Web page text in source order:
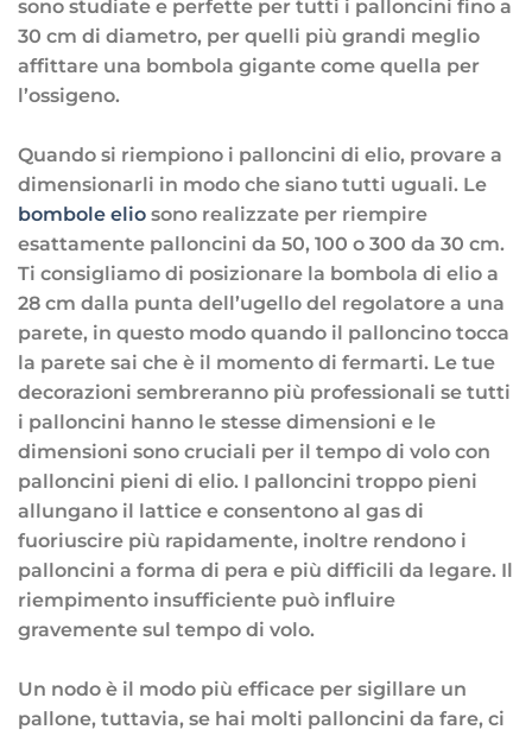
sono studiate e perfette per tutti i palloncini fino a
30 cm di diametro, per quelli più grandi meglio
affittare una bombola gigante come quella per
l’ossigeno.
Quando si riempiono i palloncini di elio, provare a
dimensionarli in modo che siano tutti uguali. Le
bombole elio sono realizzate per riempire
esattamente palloncini da 50, 100 o 300 da 30 cm.
Ti consigliamo di posizionare la bombola di elio a
28 cm dalla punta dell’ugello del regolatore a una
parete, in questo modo quando il palloncino tocca
la parete sai che è il momento di fermarti. Le tue
decorazioni sembreranno più professionali se tutti
i palloncini hanno le stesse dimensioni e le
dimensioni sono cruciali per il tempo di volo con
palloncini pieni di elio. I palloncini troppo pieni
allungano il lattice e consentono al gas di
fuoriuscire più rapidamente, inoltre rendono i
palloncini a forma di pera e più difficili da legare. Il
riempimento insufficiente può influire
gravemente sul tempo di volo.
Un nodo è il modo più efficace per sigillare un
pallone, tuttavia, se hai molti palloncini da fare, ci